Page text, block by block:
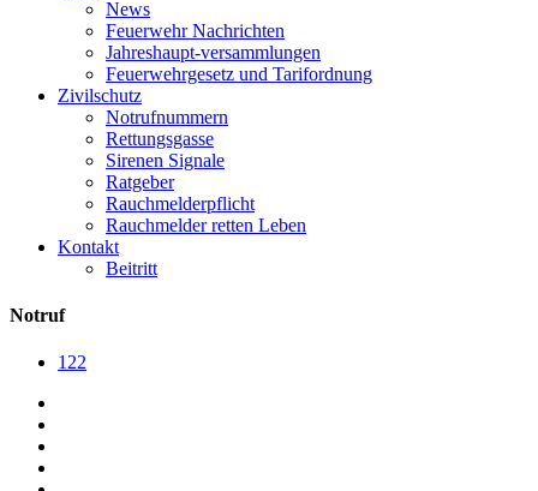
News
Feuerwehr Nachrichten
Jahreshaupt-versammlungen
Feuerwehrgesetz und Tarifordnung
Zivilschutz
Notrufnummern
Rettungsgasse
Sirenen Signale
Ratgeber
Rauchmelderpflicht
Rauchmelder retten Leben
Kontakt
Beitritt
Notruf
122